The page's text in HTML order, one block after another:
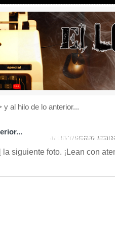
y al hilo de lo anterior...
la siguiente foto. ¡Lean con